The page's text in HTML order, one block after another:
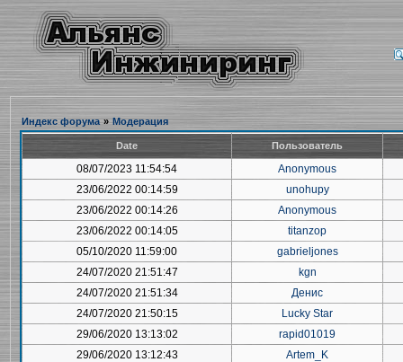
Индекс форума » Модерация
Date Пользователь
08/07/2023 11:54:54
Anonymous
23/06/2022 00:14:59
unohupy
23/06/2022 00:14:26
Anonymous
23/06/2022 00:14:05
titanzop
05/10/2020 11:59:00
gabrieljones
24/07/2020 21:51:47
kgn
24/07/2020 21:51:34
Денис
24/07/2020 21:50:15
Lucky Star
29/06/2020 13:13:02
rapid01019
29/06/2020 13:12:43
Artem_K